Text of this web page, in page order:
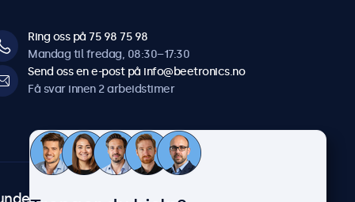
Ring oss på 75 98 75 98
Mandag til fredag, 08:30–17:30
Send oss en e-post på info@beetronics.no
Få svar innen 2 arbeidstimer